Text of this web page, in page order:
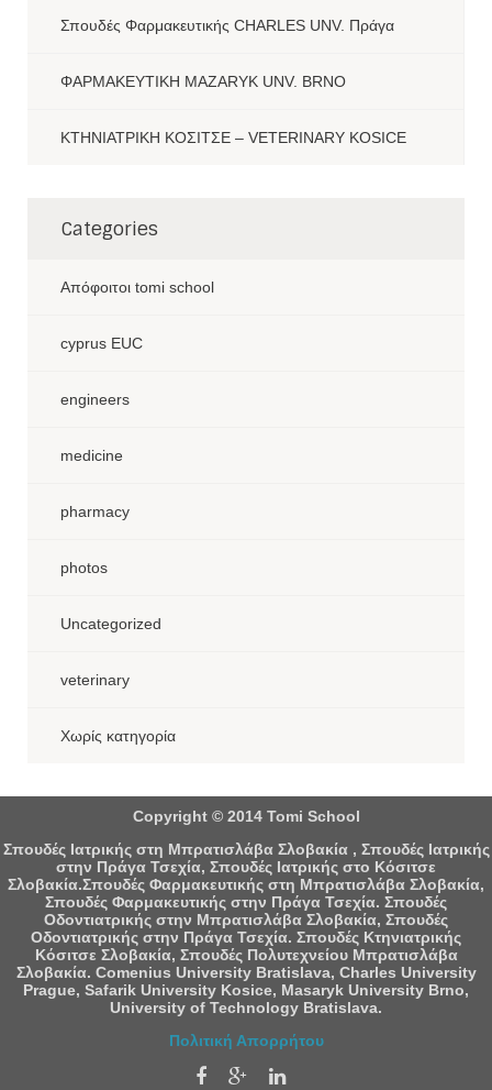
Σπουδές Φαρμακευτικής CHARLES UNV. Πράγα
ΦΑΡΜΑΚΕΥΤΙΚΗ MAZARYK UNV. BRNO
ΚΤΗΝΙΑΤΡΙΚΗ ΚΟΣΙΤΣΕ – VETERINARY KOSICE
Categories
Aπόφοιτοι tomi school
cyprus EUC
engineers
medicine
pharmacy
photos
Uncategorized
veterinary
Χωρίς κατηγορία
Copyright © 2014 Tomi School
Σπουδές Ιατρικής στη Μπρατισλάβα Σλοβακία , Σπουδές Ιατρικής
στην Πράγα Τσεχία, Σπουδές Ιατρικής στο Κόσιτσε
Σλοβακία.Σπουδές Φαρμακευτικής στη Μπρατισλάβα Σλοβακία,
Σπουδές Φαρμακευτικής στην Πράγα Τσεχία. Σπουδές
Οδοντιατρικής στην Μπρατισλάβα Σλοβακία, Σπουδές
Οδοντιατρικής στην Πράγα Τσεχία. Σπουδές Κτηνιατρικής
Κόσιτσε Σλοβακία, Σπουδές Πολυτεχνείου Μπρατισλάβα
Σλοβακία. Comenius University Bratislava, Charles University
Prague, Safarik University Kosice, Masaryk University Brno,
University of Technology Bratislava.
Πολιτική Απορρήτου